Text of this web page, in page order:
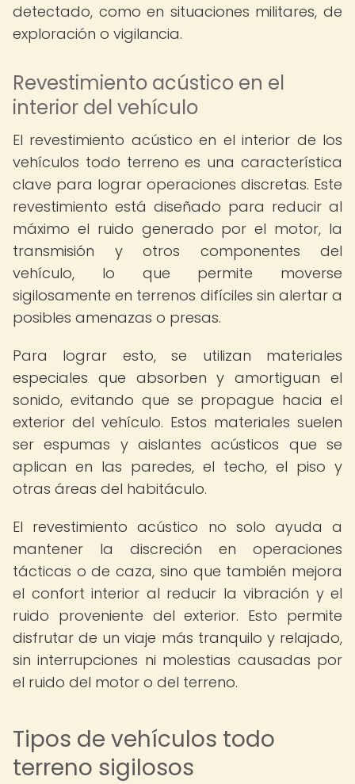
detectado, como en situaciones militares, de
exploración o vigilancia.
Revestimiento acústico en el
interior del vehículo
El revestimiento acústico en el interior de los
vehículos todo terreno es una característica
clave para lograr operaciones discretas. Este
revestimiento está diseñado para reducir al
máximo el ruido generado por el motor, la
transmisión y otros componentes del
vehículo, lo que permite moverse
sigilosamente en terrenos difíciles sin alertar a
posibles amenazas o presas.
Para lograr esto, se utilizan materiales
especiales que absorben y amortiguan el
sonido, evitando que se propague hacia el
exterior del vehículo. Estos materiales suelen
ser espumas y aislantes acústicos que se
aplican en las paredes, el techo, el piso y
otras áreas del habitáculo.
El revestimiento acústico no solo ayuda a
mantener la discreción en operaciones
tácticas o de caza, sino que también mejora
el confort interior al reducir la vibración y el
ruido proveniente del exterior. Esto permite
disfrutar de un viaje más tranquilo y relajado,
sin interrupciones ni molestias causadas por
el ruido del motor o del terreno.
Tipos de vehículos todo
terreno sigilosos